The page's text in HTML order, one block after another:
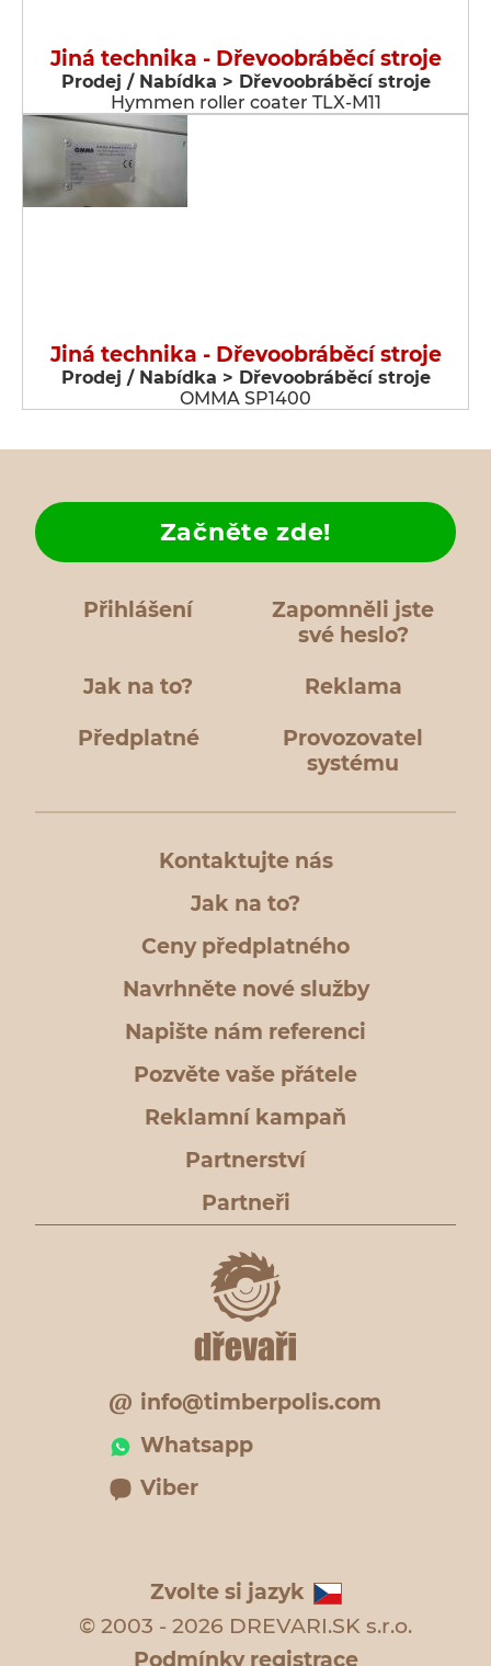
Jiná technika - Dřevoobráběcí stroje
Prodej / Nabídka > Dřevoobráběcí stroje
Hymmen roller coater TLX-M11
Jiná technika - Dřevoobráběcí stroje
Prodej / Nabídka > Dřevoobráběcí stroje
OMMA SP1400
Přihlášení
Zapomněli jste
své heslo?
Jak na to?
Začněte zde!
Reklama
Předplatné
Provozovatel
systému
Kontaktujte nás
Jak na to?
Ceny předplatného
Navrhněte nové služby
Napište nám referenci
Pozvěte vaše přátele
Reklamní kampaň
Partnerství
Partneři
info@timberpolis.com
Whatsapp
Viber
Zvolte si jazyk
© 2003 - 2026 DREVARI.SK s.r.o.
Podmínky registrace